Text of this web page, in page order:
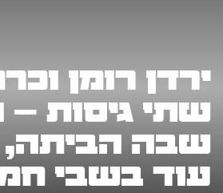
ירדן רומן
שתי גיסות
שבה הביתה,
עוד בשבי